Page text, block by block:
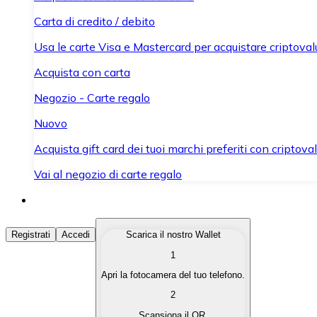
Carta di credito / debito
Usa le carte Visa e Mastercard per acquistare
Acquista con carta
Negozio - Carte regalo
Nuovo
Acquista gift card dei tuoi marchi preferiti con
Vai al negozio di carte regalo
Acquista Criptovalute
Acquista le criptovalute che ti interessano in modo
Converti le tue criptovalute in valuta fiat quando ne hai
Registrati Accedi
Scarica il nostro Wallet
1
Apri la fotocamera del tuo telefono.
2